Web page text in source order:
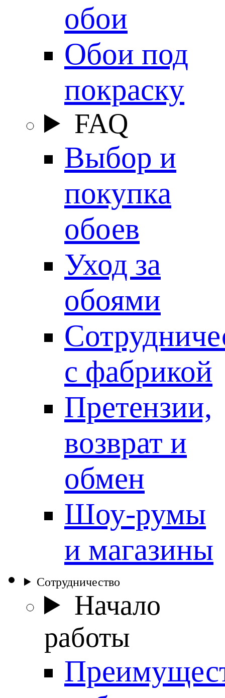
обои
Обои под
покраску
FAQ
Выбор и
покупка
обоев
Уход за
обоями
с фабрикой
Претензии,
возврат и
обмен
Шоу-румы
и магазины
Сотрудничество
Начало
работы